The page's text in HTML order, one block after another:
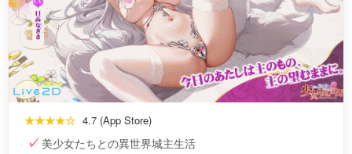
★★★★☆ 4.7 (App Store)
美少女たちとの異世界城主生活